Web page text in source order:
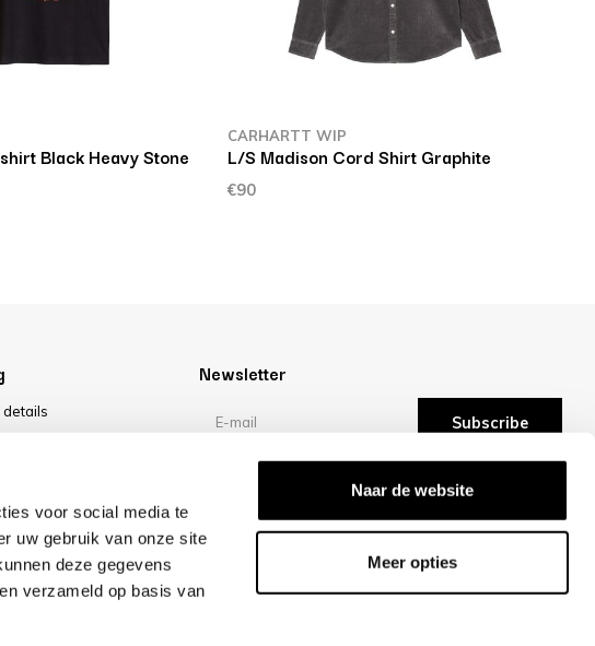
voor social media te
uw gebruik van onze site
deze gegevens
verzameld op basis van
Naar de website
Meer opties
Black Heavy Stone
CARHARTT WIP
L/S Madison Cord Shirt Graphite
€90
details
Newsletter
Subscribe
/10 -